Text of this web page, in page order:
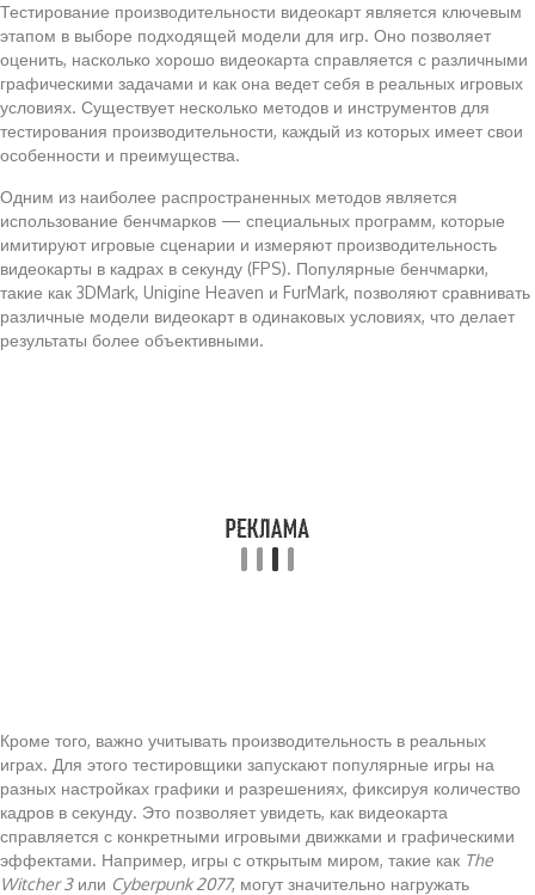
Тестирование производительности видеокарт является ключевым
этапом в выборе подходящей модели для игр. Оно позволяет
оценить, насколько хорошо видеокарта справляется с различными
графическими задачами и как она ведет себя в реальных игровых
условиях. Существует несколько методов и инструментов для
тестирования производительности, каждый из которых имеет свои
особенности и преимущества.
Одним из наиболее распространенных методов является
использование бенчмарков — специальных программ, которые
имитируют игровые сценарии и измеряют производительность
видеокарты в кадрах в секунду (FPS). Популярные бенчмарки,
такие как 3DMark, Unigine Heaven и FurMark, позволяют сравнивать
различные модели видеокарт в одинаковых условиях, что делает
результаты более объективными.
Кроме того, важно учитывать производительность в реальных
играх. Для этого тестировщики запускают популярные игры на
разных настройках графики и разрешениях, фиксируя количество
кадров в секунду. Это позволяет увидеть, как видеокарта
справляется с конкретными игровыми движками и графическими
эффектами. Например, игры с открытым миром, такие как The
Witcher 3или Cyberpunk 2077, могут значительно нагружать